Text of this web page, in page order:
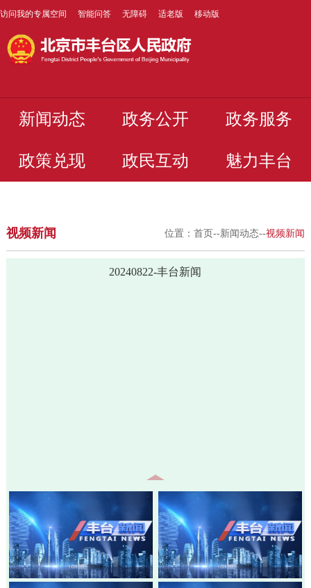
访问我的专属空间 智能问答 无障碍 适老版 移动版
新闻动态 政务公开 政务服务
政策兑现 政民互动 魅力丰台
视频新闻 位置：首页--新闻动态--视频新闻
20240822-丰台新闻
20260805-丰台新闻